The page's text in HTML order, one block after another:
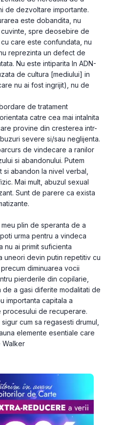
de dezvoltare importante.
este dobandita, nu
spre deosebire de
care este confundata, nu
reprezinta un defect de
Nu este intiparita In ADN-
de cultura [mediului] in
nu ai fost ingrijit), nu de
de tratament
catre cea mai intalnita
provine din cresterea intr-
severe si/sau neglijenta.
de vindecare a ranilor
si abandonului. Putem
abandon la nivel verbal,
Mai mult, abuzul sexual
Sunt de parere ca exista
plin de speranta de a
urma pentru a vindeca
nu ai primit suficienta
uneori devin putin repetitiv cu
diminuarea vocii
pierderile din copilarie,
de a gasi diferite modalitati de
importanta capitala a
procesului de recuperare.
cum sa regasesti drumul,
elemente esentiale care
Walker